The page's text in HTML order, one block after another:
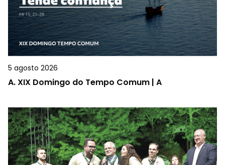
5 agosto 2026
A.XIX Domingo do Tempo Comum | A